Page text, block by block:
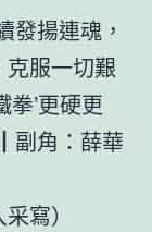
發揚連魂，
服一切艱
’更硬更
副角：薛華
寫）